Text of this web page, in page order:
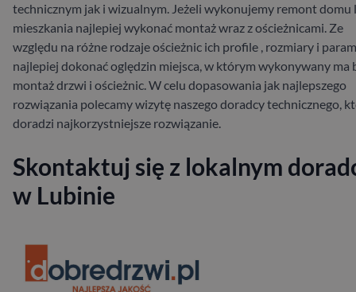
technicznym jak i wizualnym. Jeżeli wykonujemy remont domu
mieszkania najlepiej wykonać montaż wraz z ościeżnicami. Ze
względu na różne rodzaje ościeżnic ich profile , rozmiary i
najlepiej dokonać oględzin miejsca, w którym wykonywany ma
montaż drzwi i ościeżnic. W celu dopasowania jak najlepszego
rozwiązania polecamy wizytę naszego doradcy technicznego,
doradzi najkorzystniejsze rozwiązanie.
Skontaktuj się z lokalnym
w Lubinie